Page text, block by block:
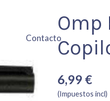
Contacto
Omp
6,99 €
(Impuestos incl)